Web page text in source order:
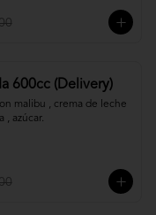
600cc (Delivery)
malibu , crema de leche
, azúcar.